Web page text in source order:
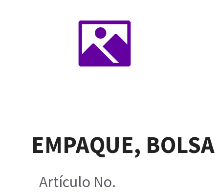
EMPAQUE,
Artículo No.